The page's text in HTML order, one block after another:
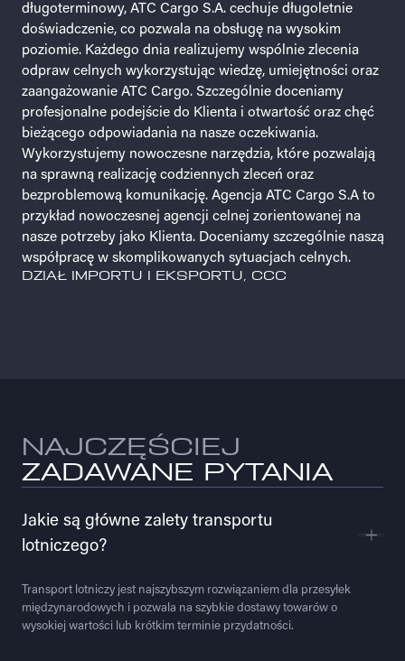
długoterminowy, ATC Cargo S.A. cechuje długoletnie
doświadczenie, co pozwala na obsługę na wysokim
poziomie. Każdego dnia realizujemy wspólnie zlecenia
odpraw celnych wykorzystując wiedzę, umiejętności oraz
zaangażowanie ATC Cargo. Szczególnie doceniamy
profesjonalne podejście do Klienta i otwartość oraz chęć
bieżącego odpowiadania na nasze oczekiwania.
Wykorzystujemy nowoczesne narzędzia, które pozwalają
na sprawną realizację codziennych zleceń oraz
bezproblemową komunikację. Agencja ATC Cargo S.A to
przykład nowoczesnej agencji celnej zorientowanej na
nasze potrzeby jako Klienta. Doceniamy szczególnie naszą
współpracę w skomplikowanych sytuacjach celnych.
DZIAŁ IMPORTU I EKSPORTU, CCC
nieliczne cechy, którymi może poszczycić się firma ATC
Cargo Bezproblemowy kontakt oraz szybka reakcja na
pojawiające się zagadnienia potwierdzają zaangażowanie
całego Zespołu pracującego w ATC Cargo
Wykwalifikowana kadra pracowników posiada
doświadczenie, które wpływa na efektywność oraz
konkurencyjność Naszej firmy. Niejednokrotnie są dla Nas
wsparciem oraz rzetelnym informatorem pojawiających
się ryzyk w łańcuchu dostaw. ATC Cargo to partner godny
zaufania, który wyróżnia się na tle innych firm. Z pełnym
uznaniem rekomenduję i polecam usługi świadczone
przez firmę ATC Cargo, jednocześnie życząc dalszego
rozwoju i owocnej współpracy.
DZIAŁ LOGISTYKI, FALKEN TRADE
NAJCZĘŚCIEJ
ZADAWANE PYTANIA
Jakie są główne zalety transportu
lotniczego?
Transport lotniczy jest najszybszym rozwiązaniem dla przesyłek
międzynarodowych i pozwala na szybkie dostawy towarów o
wysokiej wartości lub krótkim terminie przydatności.